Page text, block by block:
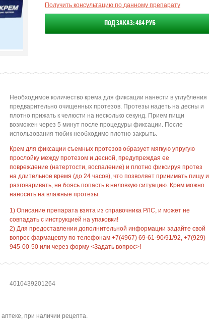
Получить консультацию по данному препарату
ПОД ЗАКАЗ: 484 РУБ
Необходимое количество крема для фиксации нанести в углубления
предварительно очищенных протезов. Протезы надеть на десны и
плотно прижать к челюсти на несколько секунд. Прием пищи
возможен через 5 минут после процедуры фиксации. После
использования тюбик необходимо плотно закрыть.
Крем для фиксации съемных протезов образует мягкую упругую
прослойку между протезом и десной, предупреждая ее
повреждение (натертости, воспаление) и плотно фиксируя протез
на длительное время (до 24 часов), что позволяет принимать пищу и
разговаривать, не боясь попасть в неловкую ситуацию. Крем можно
наносить на влажные протезы.
1) Описание препарата взята из справочника РЛС, и может не
совпадать с инструкцией на упаковки!
2) Для предоставлении дополнительной информации задайте свой
вопрос фармацевту по телефонам +7(4967) 69-61-90/91/92, +7(929)
945-00-50 или через форму <Задать вопрос>!
4010439201264
при наличии рецепта.